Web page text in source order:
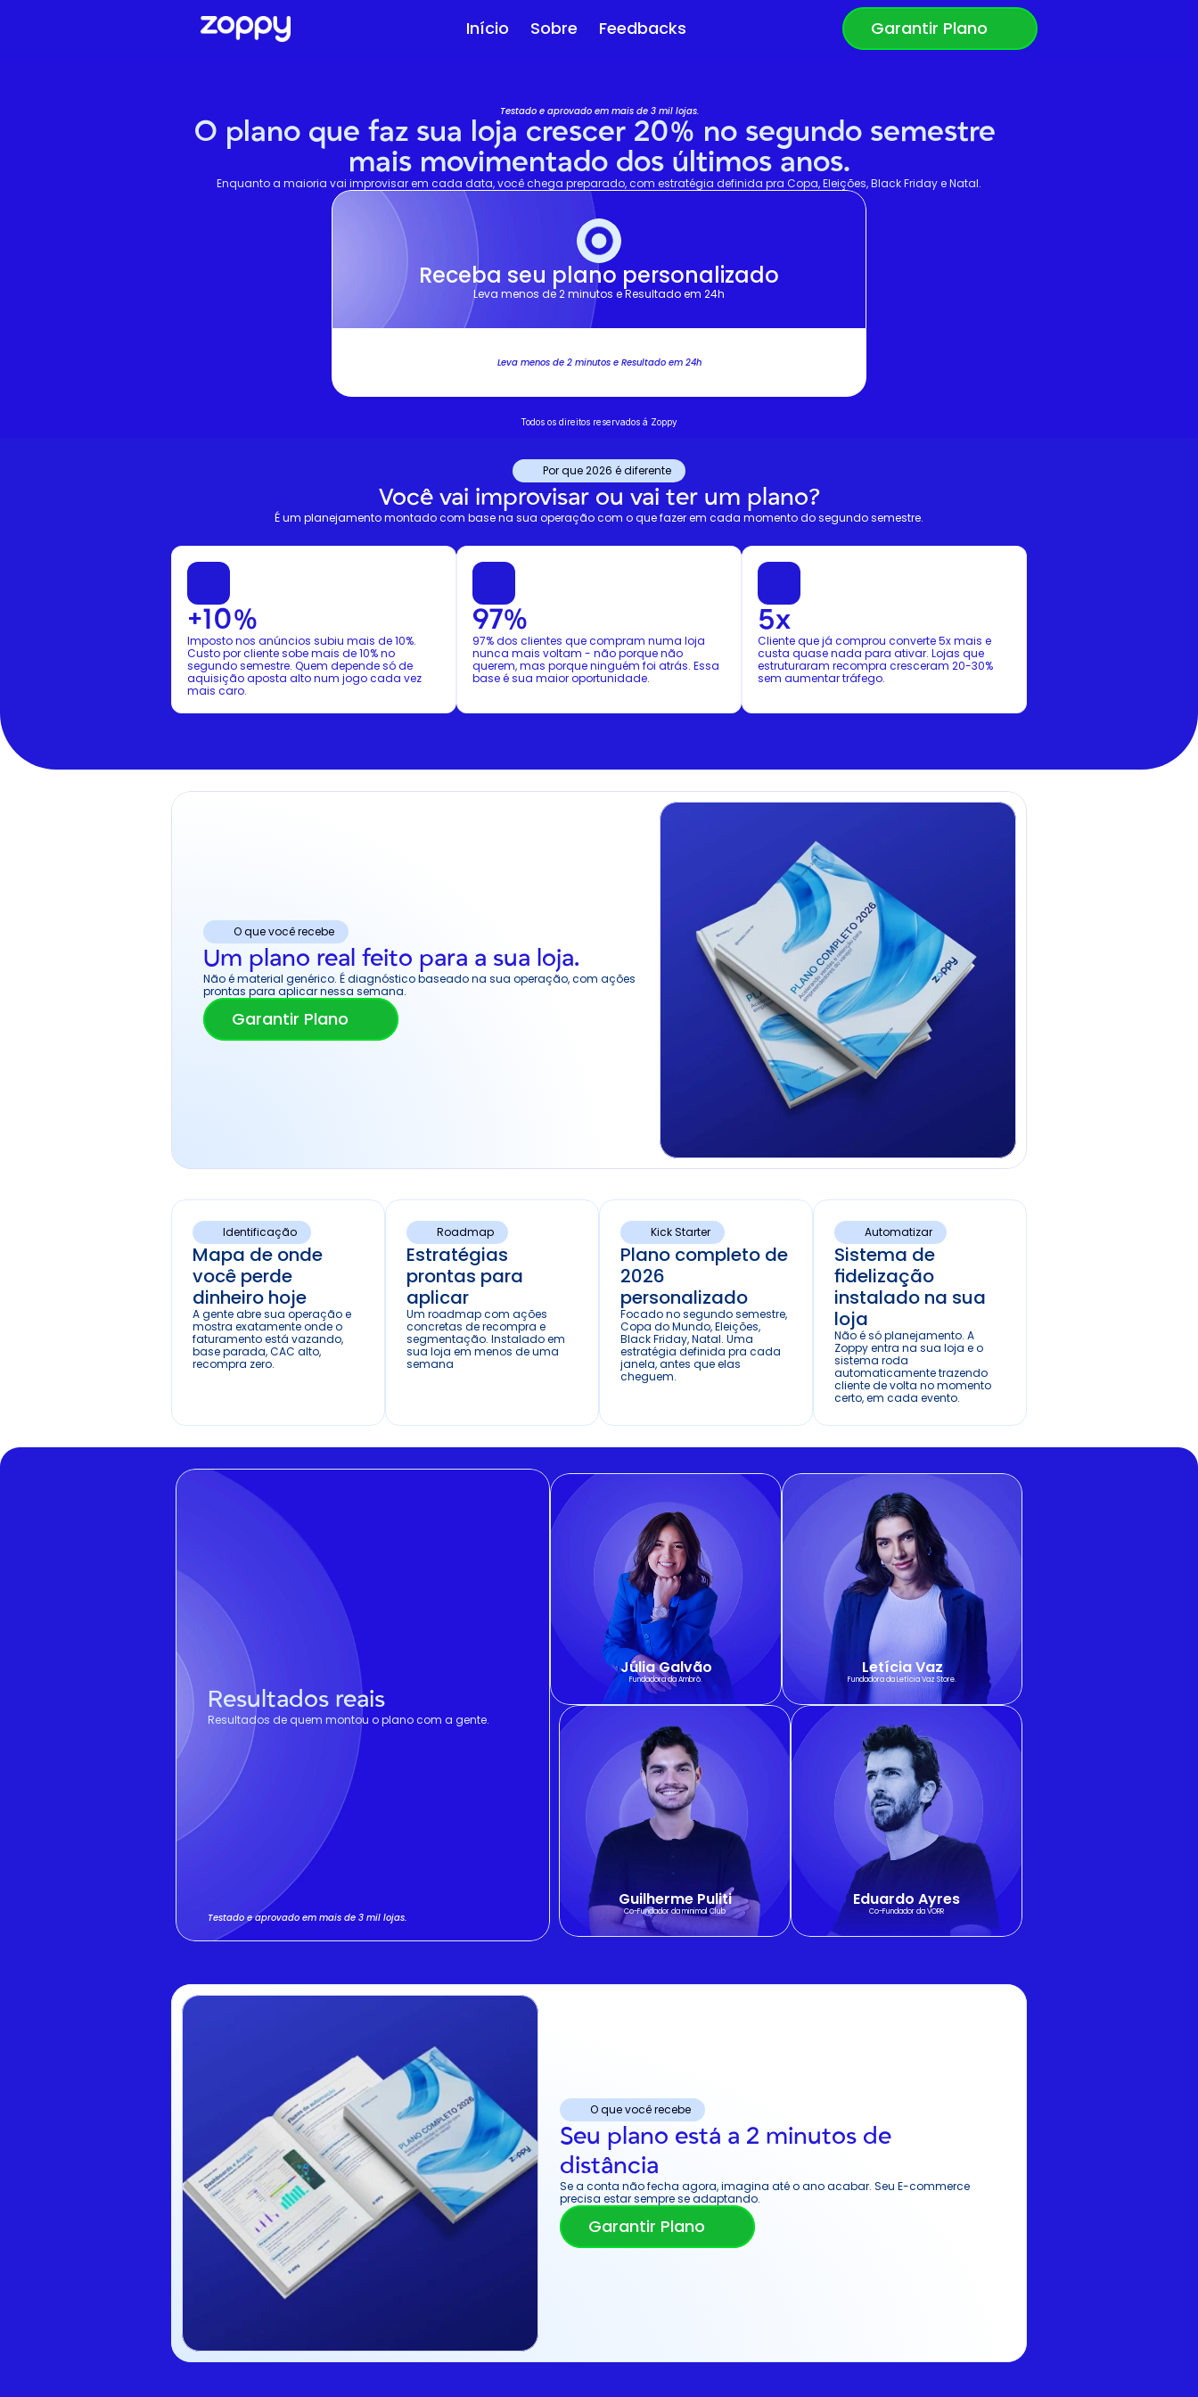
Início Sobre Feedbacks Garantir Plano
Testado e aprovado em mais de 3 mil lojas.
O plano que faz sua loja crescer 20% no segundo semestre
mais movimentado dos últimos anos.
Enquanto a maioria vai improvisar em cada data, você chega preparado, com estratégia definida pra Copa, Eleições, Black Friday e Natal.
Receba seu plano personalizado
Leva menos de 2 minutos e Resultado em 24h
Leva menos de 2 minutos e Resultado em 24h
Todos os direitos reservados á Zoppy
Por que 2026 é diferente
Você vai improvisar ou vai ter um plano?
É um planejamento montado com base na sua operação com o que fazer em cada momento do segundo semestre.
+10%
Imposto nos anúncios subiu mais de 10%.
Custo por cliente sobe mais de 10% no
segundo semestre. Quem depende só de
aquisição aposta alto num jogo cada vez
mais caro.
97%
97% dos clientes que compram numa loja
nunca mais voltam - não porque não
querem, mas porque ninguém foi atrás. Essa
base é sua maior oportunidade.
5x
Cliente que já comprou converte 5x mais e
custa quase nada para ativar. Lojas que
estruturaram recompra cresceram 20-30%
sem aumentar tráfego.
O que você recebe
Um plano real feito para a sua loja.
Não é material genérico. É diagnóstico baseado na sua operação, com ações
prontas para aplicar nessa semana.
Garantir Plano
Identificação
Mapa de onde
você perde
dinheiro hoje
A gente abre sua operação e
mostra exatamente onde o
faturamento está vazando,
base parada, CAC alto,
recompra zero.
Roadmap
Estratégias
prontas para
aplicar
Um roadmap com ações
concretas de recompra e
segmentação. Instalado em
sua loja em menos de uma
semana
Kick Starter
Plano completo de
2026
personalizado
Focado no segundo semestre,
Copa do Mundo, Eleições,
Black Friday, Natal. Uma
estratégia definida pra cada
janela, antes que elas
cheguem.
Automatizar
Sistema de
fidelização
instalado na sua
loja
Não é só planejamento. A
Zoppy entra na sua loja e o
sistema roda
automaticamente trazendo
cliente de volta no momento
certo, em cada evento.
Resultados reais
Resultados de quem montou o plano com a gente.
Testado e aprovado em mais de 3 mil lojas.
Júlia Galvão
Fundadora da Ambrô.
Letícia Vaz
Fundadora da Letícia Vaz Store.
Guilherme Puliti
Co-Fundador da minimal Club
Eduardo Ayres
Co-Fundador da VORR
O que você recebe
Seu plano está a 2 minutos de
distância
Se a conta não fecha agora, imagina até o ano acabar. Seu E-commerce
precisa estar sempre se adaptando.
Garantir Plano